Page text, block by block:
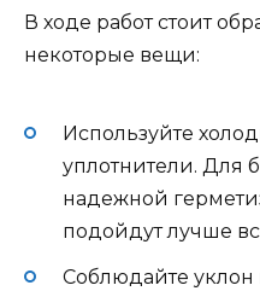
В ходе работ стоит
некоторые вещи:
Используйте
уплотнители. Для
надежной
подойдут лучше
Соблюдайте уклон